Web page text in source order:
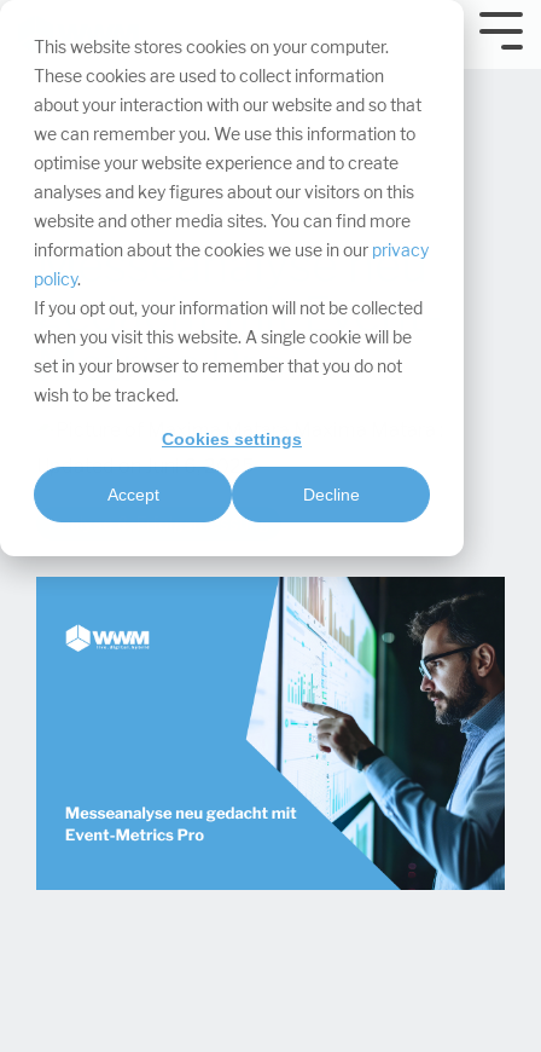
This website stores cookies on your computer.
These cookies are used to collect information
about your interaction with our website and so that
we can remember you. We use this information to
optimise your website experience and to create
analyses and key figures about our visitors on this
website and other media sites. You can find more
information about the cookies we use in our privacy
policy.
If you opt out, your information will not be collected
when you visit this website. A single cookie will be
set in your browser to remember that you do not
wish to be tracked.
Cookies settings
Accept Decline
überspringen.
Messeanalyse neu
gedacht mit Event-
Metrics Pro
Updated on Juni 6, 2025
Analyse & Erfolgsmessung